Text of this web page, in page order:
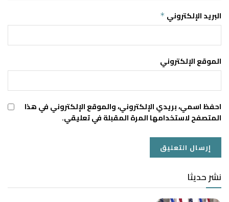
البريد الإلكتروني *
الموقع الإلكتروني
احفظ اسمي، بريدي الإلكتروني، والموقع الإلكتروني في هذا
المتصفح لاستخدامها المرة المقبلة في تعليقي.
نشر حديثا